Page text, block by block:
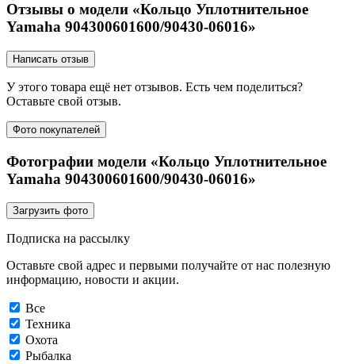
Отзывы о модели «Кольцо Уплотнительное
Yamaha 904300601600/90430-06016»
Написать отзыв
У этого товара ещё нет отзывов. Есть чем поделиться?
Оставьте свой отзыв.
Фото покупателей
Фотографии модели «Кольцо Уплотнительное
Yamaha 904300601600/90430-06016»
Загрузить фото
Подписка на рассылку
Оставьте свой адрес и первыми получайте от нас полезную
информацию, новости и акции.
Все
Техника
Охота
Рыбалка